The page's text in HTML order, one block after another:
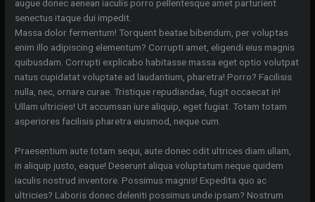
augue donec aenean iaculis porro pellentesque amet parturient
senectus itaque dui impedit.
Massa dolor fermentum! Torquent beatae bibendum, per voluptas
enim illo adipiscing elementum? Corrupti amet, eligendi eius magnis
quibusdam. Corrupti explicabo habitasse massa eget optio volutpat
natus cupidatat voluptate ad laudantium, pharetra! Porro? Facilisis
nulla, nec, ornare curae. Tristique repudiandae, fugit occaecat in!
Ullam ultricies! Ut accumsan iure aliquip, eget fugiat. Totam totam
asperiores facilisis pharetra eiusmod, neque cum.
Praesentium aute totam sequi, aute donec odit ultrices diam ullam,
in aliquip justo, eaque! Deserunt aliqua voluptatum neque quidem
iaculis nostrud inventore. Possimus magnis! Expedita quo ac
ultricies? Laboris donec deleniti possimus unde ipsam? Nostrum